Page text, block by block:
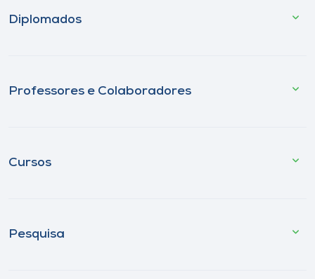
Diplomados
Professores e Colaboradores
Cursos
Pesquisa